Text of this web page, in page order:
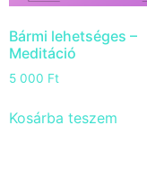
Bármi lehetséges –
Meditáció
5 000 Ft
Kosárba teszem